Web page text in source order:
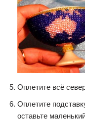
Оплетите всё
Оплетите
оставьте